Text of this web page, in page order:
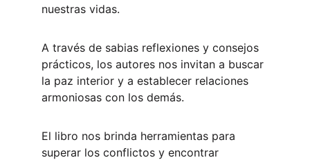
nuestras vidas.
A través de sabias reflexiones y consejos
prácticos, los autores nos invitan a buscar
la paz interior y a establecer relaciones
armoniosas con los demás.
El libro nos brinda herramientas para
superar los conflictos y encontrar